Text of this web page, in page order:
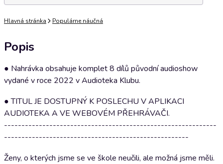
Hlavná stránka Populárne náučná
Popis
● Nahrávka obsahuje komplet 8 dílů původní audioshow
vydané v roce 2022 v Audioteka Klubu.
● TITUL JE DOSTUPNÝ K POSLECHU V APLIKACI
AUDIOTEKA A VE WEBOVÉM PŘEHRÁVAČI.
-------------------------------------------------------------
-----------------------------------------------------
Ženy, o kterých jsme se ve škole neučili, ale možná jsme měli.